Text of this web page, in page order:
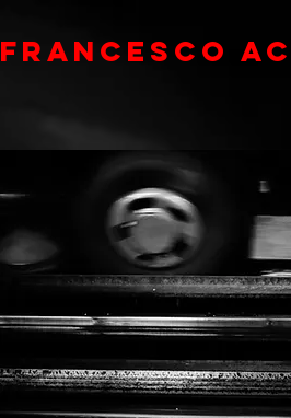
FRANCESCO